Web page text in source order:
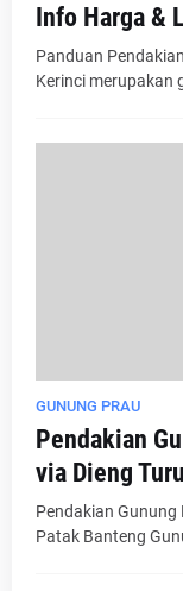
Info Harga &
Panduan
Kerinci merupakan
GUNUNG PRAU
Pendakian
via Dieng
Pendakian Gunung
Patak Banteng